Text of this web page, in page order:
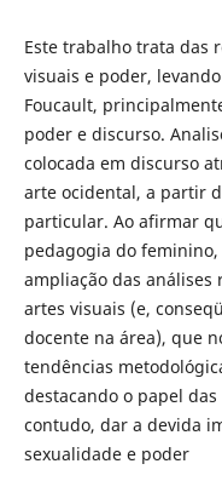
Este trabalho trata das
visuais e poder,
Foucault,
poder e discurso.
colocada em discurso
arte ocidental, a partir
particular. Ao afirmar
pedagogia do
ampliação das análises
artes visuais (e,
docente na área), que
tendências
destacando o papel
contudo, dar a devida
sexualidade e poder